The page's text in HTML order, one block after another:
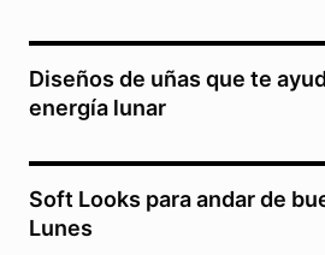
Diseños de uñas que te
energía lunar
Soft Looks para andar de
Lunes